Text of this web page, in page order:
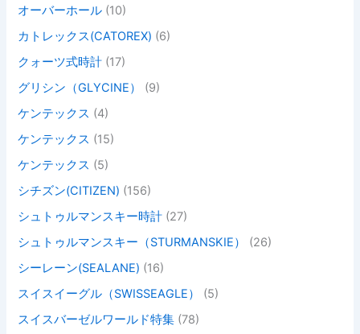
オーバーホール (10)
カトレックス(CATOREX) (6)
クォーツ式時計 (17)
グリシン（GLYCINE）
(9)
ケンテックス (4)
ケンテックス (15)
ケンテックス (5)
シチズン(CITIZEN) (156)
シュトゥルマンスキー時計 (27)
シュトゥルマンスキー（STURMANSKIE）
(26)
シーレーン(SEALANE) (16)
スイスイーグル（SWISSEAGLE）
(5)
スイスバーゼルワールド特集 (78)